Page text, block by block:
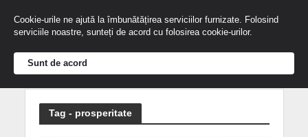
Tag - prosperitate
Cookie-urile ne ajută la îmbunătățirea serviciilor furnizate. Folosind
serviciile noastre, sunteți de acord cu folosirea cookie-urilor.
Sunt de acord